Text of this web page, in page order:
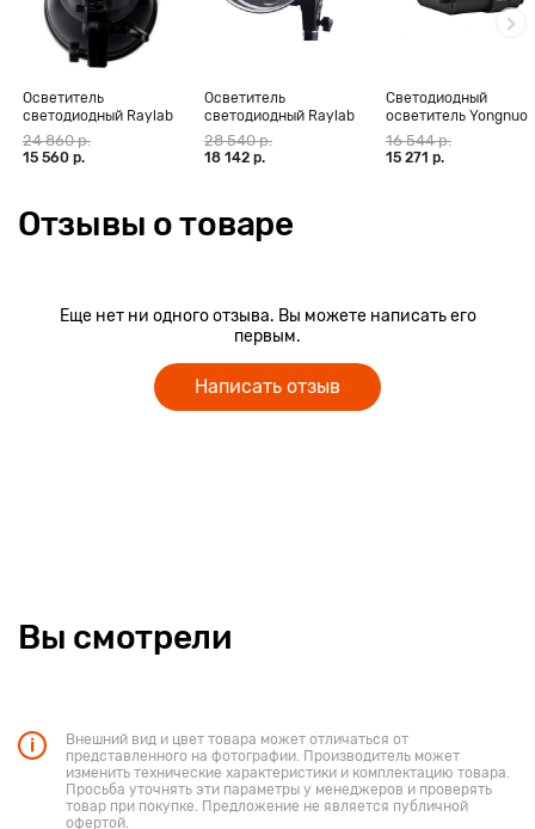
Осветитель
светодиодный Raylab
RL-60 Sunlight 3200-
6500K
24 860 р.
15 560 р.
Осветитель
светодиодный Raylab
RL-100 Sunlight 2700-
6500K с сумкой
28 540 р.
18 142 р.
Светодиодный
осветитель Yongnuo
YNLUX100 3200-
5600K
16 544 р.
15 271 р.
Отзывы о товаре
Еще нет ни одного отзыва. Вы можете написать его
первым.
Написать отзыв
Вы смотрели
Внешний вид и цвет товара может отличаться от
представленного на фотографии. Производитель может
изменить технические характеристики и комплектацию товара.
Просьба уточнять эти параметры у менеджеров и проверять
товар при покупке. Предложение не является публичной
офертой.